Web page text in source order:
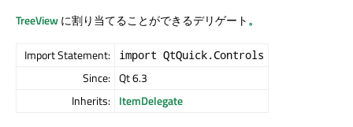
TreeViewに割り当てることができるデリゲート。
Import Statement: import QtQuick.Controls
Since: Qt 6.3
Inherits: ItemDelegate